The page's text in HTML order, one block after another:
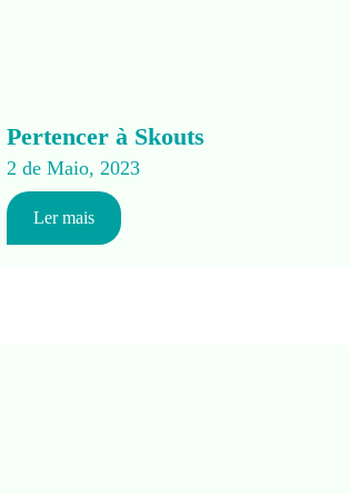
Pertencer à Skouts
2 de Maio, 2023
Ler mais